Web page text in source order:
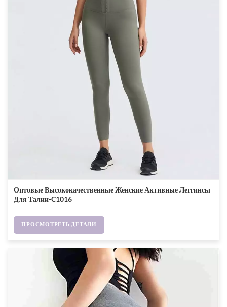
Оптовые Высококачественные Женские Активные Леггинсы
Для Талии-C1016
ПРОСМОТРЕТЬ ДЕТАЛИ